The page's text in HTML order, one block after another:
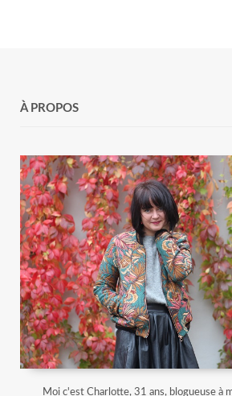
À PROPOS
Moi c'est Charlotte, 31 ans, blogueuse à